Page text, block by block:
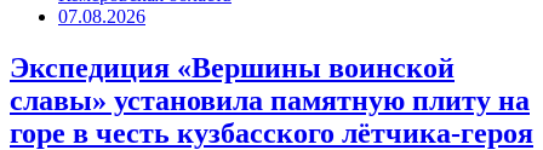
07.08.2026
Экспедиция «Вершины воинской
славы» установила памятную плиту на
горе в честь кузбасского лётчика-героя